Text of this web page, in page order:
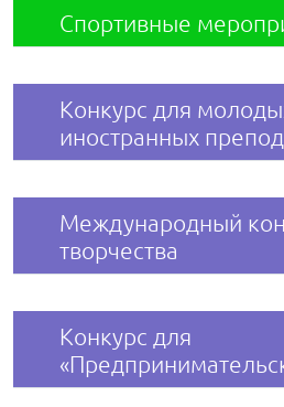
Спортивные
Конкурс для
иностранных
Международный
творчества
Конкурс для